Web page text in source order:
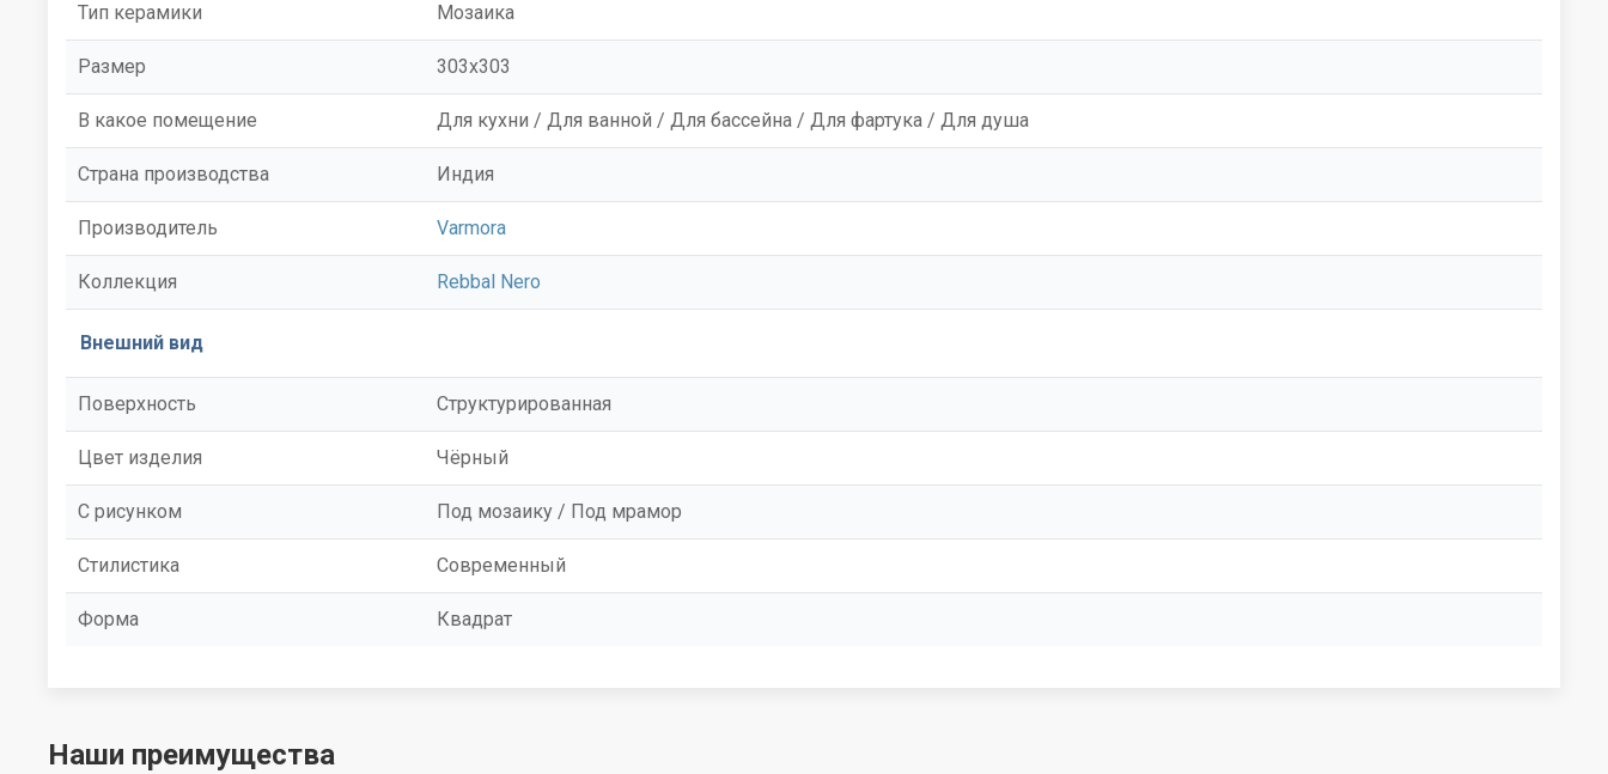
Тип керамики Мозаика
Размер 303x303
В какое помещение Для кухни / Для ванной / Для бассейна / Для фартука / Для душа
Страна производства Индия
Производитель Varmora
Коллекция Rebbal Nero
Внешний вид
Поверхность Структурированная
Цвет изделия Чёрный
С рисунком Под мозаику / Под мрамор
Стилистика Современный
Форма Квадрат
Наши преимущества